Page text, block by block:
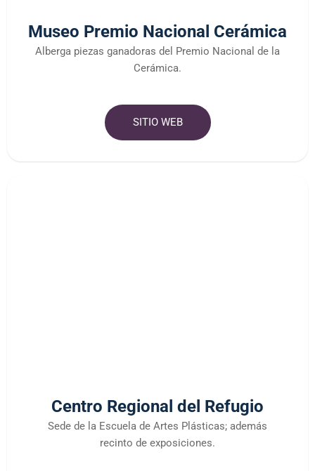
Museo Premio Nacional Cerámica
Alberga piezas ganadoras del Premio Nacional de la
Cerámica.
SITIO WEB
Centro Regional del Refugio
Sede de la Escuela de Artes Plásticas; además
recinto de exposiciones.